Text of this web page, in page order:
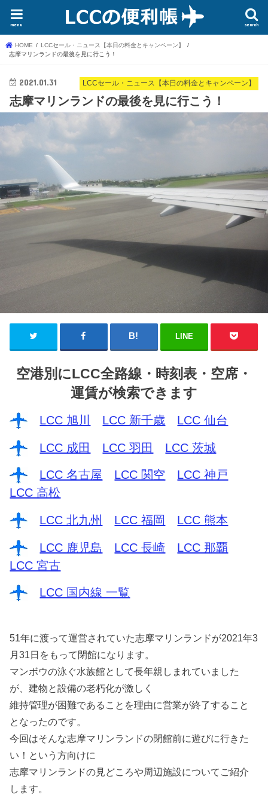
search
menu
HOME
LCCセール・ニュース【本日の料金とキャンペーン】
志摩マリンランドの最後を見に行こう！
LCCセール・ニュース【本日の料金とキャンペーン】
2021.01.31
志摩マリンランドの最後を見に行こう！
LINE
空港別にLCC全路線・時刻表・空席・
運賃が検索できます
LCC 旭川 LCC 新千歳 LCC 仙台
LCC 成田 LCC 羽田 LCC 茨城
LCC 名古屋 LCC 関空
LCC 神戸
LCC 高松
LCC 北九州 LCC 福岡 LCC 熊本
LCC 鹿児島 LCC 長崎
LCC 那覇
LCC 宮古
LCC 国内線 一覧
51年に渡って運営されていた志摩マリンランドが2021年3
月31日をもって閉館になります。
マンボウの泳ぐ水族館として長年親しまれていました
が、建物と設備の老朽化が激しく
維持管理が困難であることを理由に営業が終了すること
となったのです。
今回はそんな志摩マリンランドの閉館前に遊びに行きた
い！という方向けに
志摩マリンランドの見どころや周辺施設についてご紹介
します。